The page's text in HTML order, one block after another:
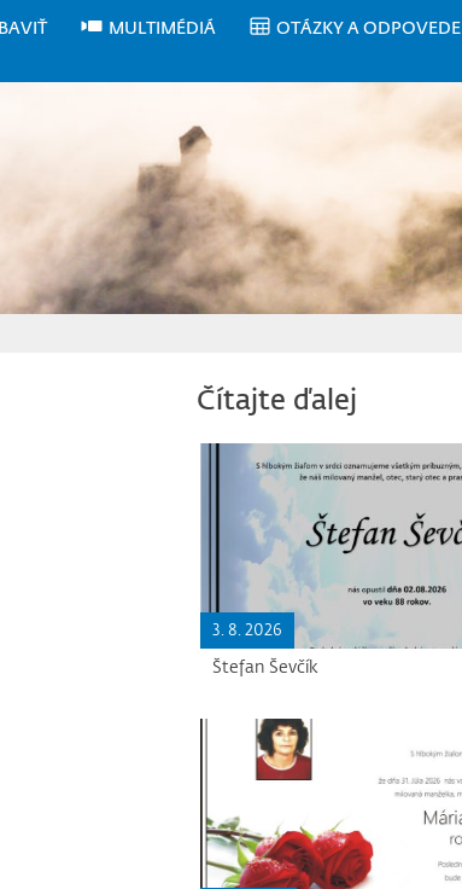
MULTIMÉDIÁ
OTÁZKY A ODPOVEDE
Čítajte ďalej
3. 8. 2026
Štefan Ševčík